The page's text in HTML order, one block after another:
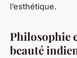
l’esthétique.
Philosophie
beauté